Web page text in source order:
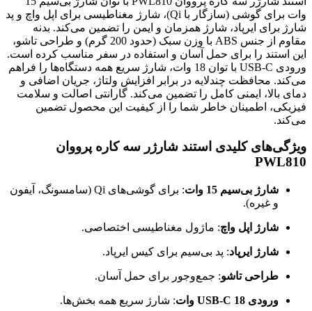
وات برای گوشی (سازگار با Qi)، شارژ مغناطیسی برای اپل واچ و پد
شارژ برای ایرپاد، شارژ همزمان و ایمن را تضمین می‌کند. بدنه
مقاوم از جنس ABS با وزن سبک (حدود 200 گرم) و طراحی تاشو،
این استند را برای حمل آسان و استفاده در سفر مناسب کرده است.
ورودی USB-C با توان 18 وات، شارژ سریع همه دستگاه‌ها را فراهم
می‌کند. محافظت چندلایه در برابر افزایش ولتاژ، جریان اضافی و
دمای بالا، ایمنی کامل را تضمین می‌کند. گارانتی اصالت و سلامت
فیزیکی، اطمینان خاطر شما را از کیفیت این محصول تضمین
می‌کند.
ویژگی‌های کلیدی استند شارژر سه کاره پرووان
PWL810
شارژ بی‌سیم 15 وات
: برای گوشی‌های Qi (سامسونگ، آیفون
و غیره).
شارژ اپل واچ: ماژول مغناطیسی اختصاصی.
شارژ ایرپاد: پد بی‌سیم برای کیس ایرپاد.
طراحی تاشو: جمع‌وجور برای حمل آسان.
ورودی USB-C 18 وات : شارژ سریع همه بخش‌ها.